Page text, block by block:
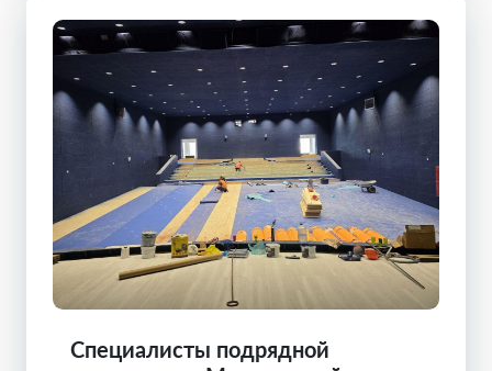
Специалисты подрядной